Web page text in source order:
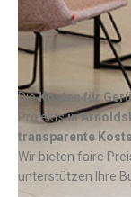
DieKosten für
Projektsin
transparente
Wir bieten faire
unterstützen Ihre